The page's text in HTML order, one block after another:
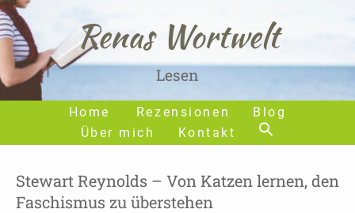
Home Rezensionen
Blog
Über mich
Kontakt
Renas Wortwelt
Lesen
Stewart Reynolds – Von Katzen lernen, den
Faschismus zu überstehen